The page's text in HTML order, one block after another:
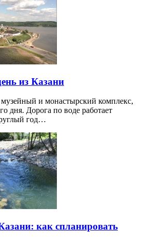
из Казани
и монастырский комплекс,
дня. Дорога по воде работает
год…
как спланировать